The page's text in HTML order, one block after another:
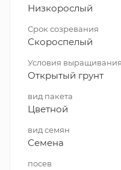
Низкорослый
Срок созревания
Скороспелый
Условия выращивания
Открытый грунт
вид пакета
Цветной
вид семян
Семена
посев